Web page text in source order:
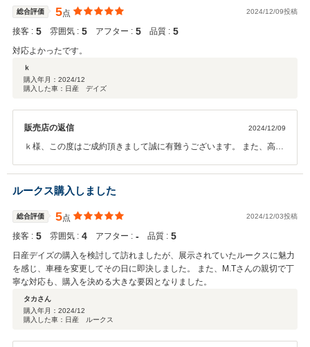
総合評価 5点 2024/12/09投稿
接客 : 5 雰囲気 : 5 アフター : 5 品質 : 5
対応よかったです。
ｋ
購入年月： 2024/12
購入した車：日産 デイズ
販売店の返信 2024/12/09
ｋ様、この度はご成約頂きまして誠に有難うございます。 また、高い
満足頂けるサービス、商品をご提供出来る様、スタッフ一同努力して
いきたいと存じます。末長いお付き合いを頂ければ幸いです。 この度
は誠に有難うございました。カーバンクライトスタッフ一同
ルークス購入しました
総合評価 5点 2024/12/03投稿
接客 : 5 雰囲気 : 4 アフター : ‐ 品質 : 5
日産デイズの購入を検討して訪れましたが、展示されていたルークスに魅力
を感じ、車種を変更してその日に即決しました。 また、M.Tさんの親切で丁
寧な対応も、購入を決める大きな要因となりました。
タカさん
購入年月： 2024/12
購入した車：日産 ルークス